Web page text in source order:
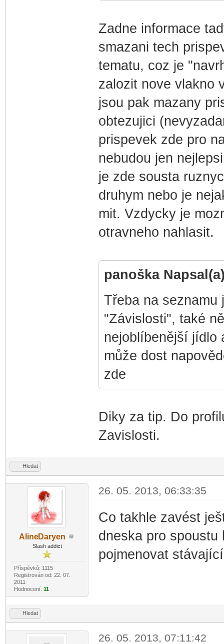
Zadne informace
smazani tech
tematu, coz je
zalozit nove vlakno
jsou pak mazany
obtezujici
prispevek zde pro
nebudou jen
je zde sousta
druhym nebo je
mit. Vzdycky je
otravneho nahlasit.
panoška
Třeba na seznamu
"Závislosti", také
nejoblíbenější jídlo
může dost
zde
Diky za tip. Do
Zavislosti.
Hledat
AlineDaryen
Slash addict
Příspěvků: 1115
Registrován od: 22. 07.
2011
Hodnocení: 11
26. 05. 2013, 06:33:35
Co takhle zavést
dneska pro
pojmenovat
Hledat
26. 05. 2013, 07:11:42